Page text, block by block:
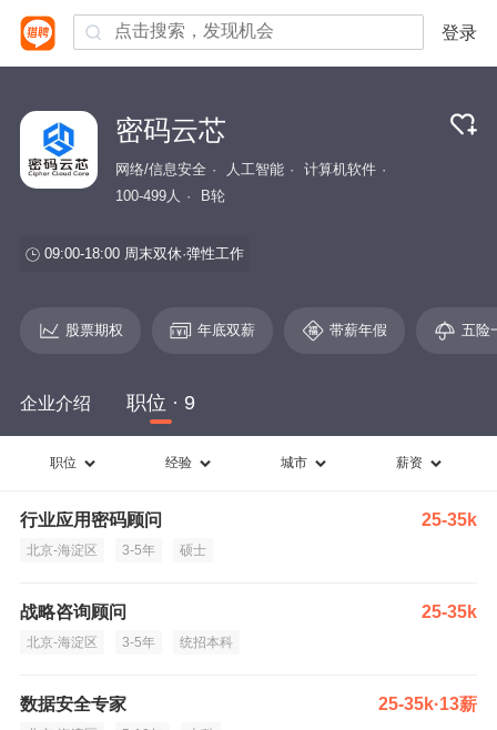
登录
密码云芯
网络/信息安全 人工智能
计算机软件
100-499人
B轮
09:00-18:00 周末双休 弹性工作
股票期权 年底双薪 带薪年假 五险
企业介绍 职位 · 9
职位 经验 城市 薪资
行业应用密码顾问 25-35k
北京-海淀区 3-5年 硕士
战略咨询顾问 25-35k
北京-海淀区 3-5年 统招本科
数据安全专家 25-35k·13薪